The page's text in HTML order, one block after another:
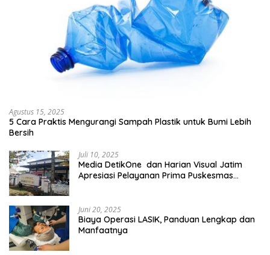
Agustus 15, 2025
5 Cara Praktis Mengurangi Sampah Plastik untuk Bumi Lebih
Bersih
Juli 10, 2025
Media DetikOne dan Harian Visual Jatim
Apresiasi Pelayanan Prima Puskesmas
Juni 20, 2025
Biaya Operasi LASIK, Panduan Lengkap dan
Manfaatnya